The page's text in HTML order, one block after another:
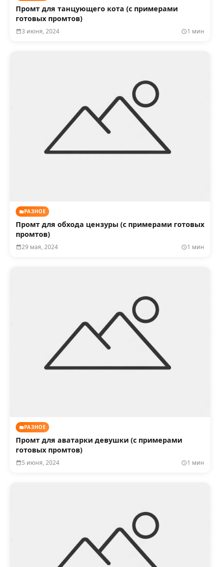
Промт для танцующего кота (с примерами
готовых промтов)
3 июня, 2024 1 мин
РАЗНОЕ
Промт для обхода цензуры (с примерами готовых
промтов)
29 мая, 2024 1 мин
РАЗНОЕ
Промт для аватарки девушки (с примерами
готовых промтов)
5 июня, 2024 1 мин